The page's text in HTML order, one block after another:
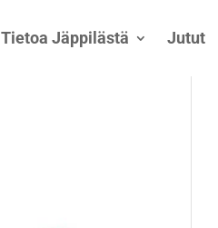
Tietoa Jäppilästä Jutut